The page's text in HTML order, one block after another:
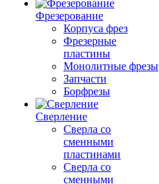
Фрезерование
Корпуса фрез
Фрезерные
пластины
Монолитные фрезы
Запчасти
Борфрезы
Сверление
Сверла со
сменными
пластинами
Сверла со
сменными